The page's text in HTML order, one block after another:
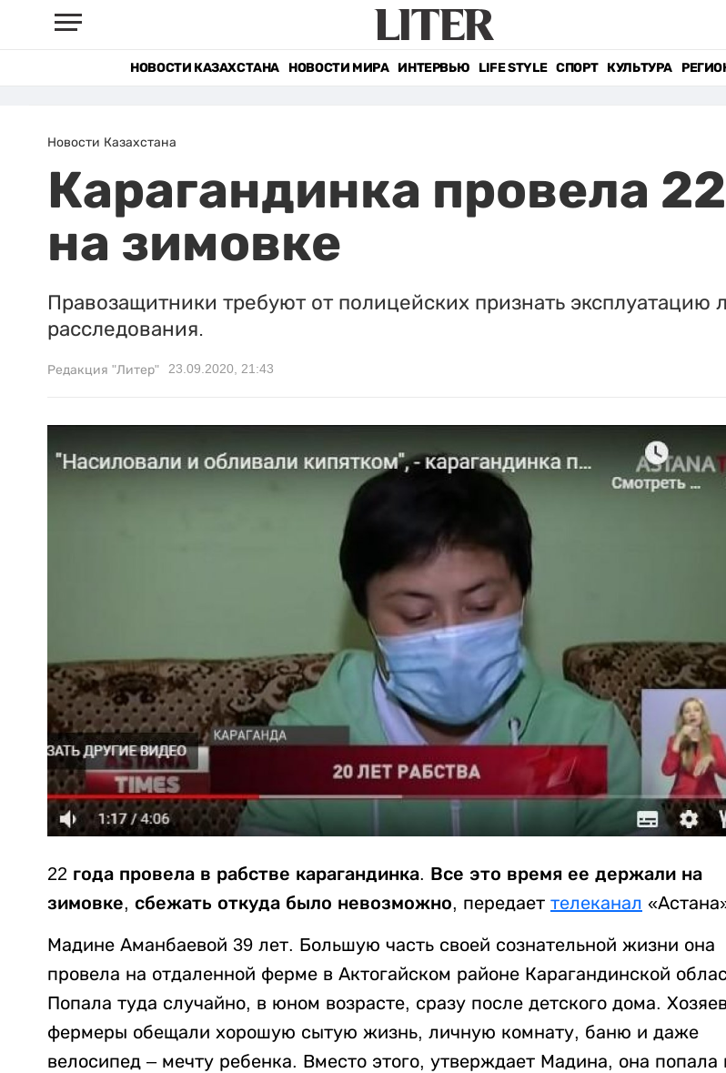
НОВОСТИ КАЗАХСТАНА НОВОСТИ МИРА ИНТЕРВЬЮ LIFE STYLE СПОРТ КУЛЬТУРА
Новости Казахстана
Карагандинка провела
на зимовке
Правозащитники требуют от полицейских признать
расследования.
Редакция "Литер" 23.09.2020, 21:43
22 года провела в рабстве карагандинка. Все это время ее держали на
зимовке, сбежать откуда было невозможно, передает телеканал
Мадине Аманбаевой 39 лет. Большую часть своей сознательной жизни она
провела на отдаленной ферме в Актогайском районе Карагандинской
Попала туда случайно, в юном возрасте, сразу после детского дома.
фермеры обещали хорошую сытую жизнь, личную комнату, баню и даже
велосипед – мечту ребенка. Вместо этого, утверждает Мадина, она попала